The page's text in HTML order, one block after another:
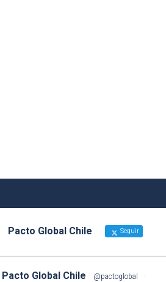
Pacto Global Chile Seguir
Pacto Global Chile @pactoglobal
·